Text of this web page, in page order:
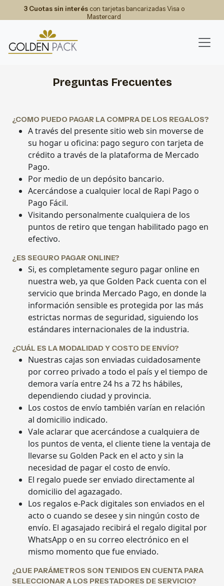
3 Cuotas sin interéscon tarjetas bancarizadas Visa o
Mastercard
Preguntas Frecuentes
¿COMO PUEDO PAGAR LA COMPRA DE LOS REGALOS?
A través del presente sitio web sin moverse de
su hogar u oficina: pago seguro con tarjeta de
crédito a través de la plataforma de Mercado
Pago.
Por medio de un depósito bancario.
Acercándose a cualquier local de Rapi Pago o
Pago Fácil.
Visitando personalmente cualquiera de los
puntos de retiro que tengan habilitado pago en
efectivo.
¿ES SEGURO PAGAR ONLINE?
Si, es completamente seguro pagar online en
nuestra web, ya que Golden Pack cuenta con el
servicio que brinda Mercado Pago, en donde la
información sensible es protegida por las más
estrictas normas de seguridad, siguiendo los
estándares internacionales de la industria.
¿CUÁL ES LA MODALIDAD Y COSTO DE ENVÍO?
Nuestras cajas son enviadas cuidadosamente
por correo privado a todo el país y el tiempo de
demora varía entre 24 hs a 72 hs hábiles,
dependiendo ciudad y provincia.
Los costos de envío también varían en relación
al domicilio indicado.
Vale aclarar que acercándose a cualquiera de
los puntos de venta, el cliente tiene la ventaja de
llevarse su Golden Pack en el acto y sin la
necesidad de pagar el costo de envío.
El regalo puede ser enviado directamente al
domicilio del agazagado.
Los regalos e-Pack digitales son enviados en el
acto o cuando se desee y sin ningún costo de
envío. El agasajado recibirá el regalo digital por
WhatsApp o en su correo electrónico en el
mismo momento que fue enviado.
¿QUE PARÁMETROS SON TENIDOS EN CUENTA PARA
SELECCIONAR A LOS PRESTADORES DE SERVICIO?